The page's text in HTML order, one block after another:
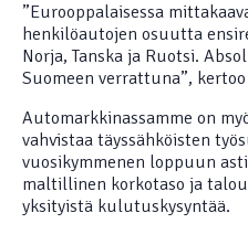
”Eurooppalaisessa
henkilöautojen osuutta
Norja, Tanska ja Ruotsi.
Suomeen verrattuna”,
Automarkkinassamme on
vahvistaa täyssähköisten
vuosikymmenen loppuun
maltillinen korkotaso ja
yksityistä kulutuskysyntää.